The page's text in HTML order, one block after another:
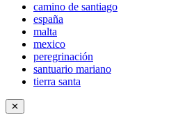
camino de santiago
españa
malta
mexico
peregrinación
santuario mariano
tierra santa
✕